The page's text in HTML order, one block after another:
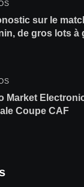
sur le
de gros lots à
Market
Coupe CAF